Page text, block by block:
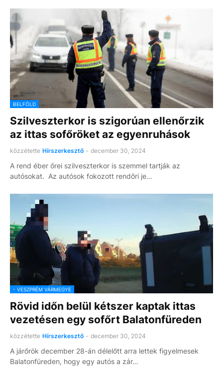
BELFÖLD
Szilveszterkor is szigorúan ellenőrzik
az ittas sofőröket az egyenruhások
közzétette Hírszerkesztő - december 30, 2024
A rend éber őrei szilveszterkor is szemmel tartják az
autósokat. Az autósok fokozott rendőri je…
- VESZPRÉM VÁRMEGYE
Rövid időn belül kétszer kaptak ittas
vezetésen egy sofőrt Balatonfüreden
közzétette Hírszerkesztő - december 30, 2024
A járőrök december 28-án délelőtt arra lettek figyelmesek
Balatonfüreden, hogy egy autós a zár…